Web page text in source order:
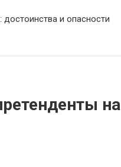
и опасности
на